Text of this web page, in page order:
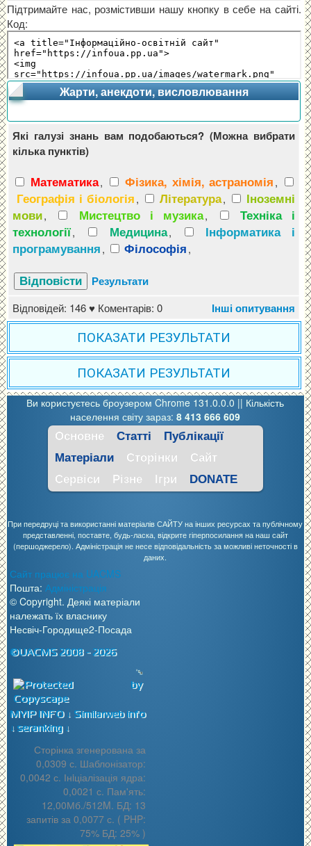
Підтримайте нас, розмістивши нашу кнопку в себе на сайті.
Код:
Жарти, анекдоти, висловлювання
Які галузі знань вам подобаються? (Можна вибрати
кілька пунктів)
Математика, Фізика, хімія, астраномія,
Географія і біологія, Література,
Іноземні
мови, Мистецтво і музика,
Техніка і
технології, Медицина,
Інформатика і
програмування, Філософія,
Результати
Відповідей: 146 ♥ Коментарів: 0 Інші опитування
ПОКАЗАТИ РЕЗУЛЬТАТИ
ПОКАЗАТИ РЕЗУЛЬТАТИ
Ви користуєтесь броузером Chrome 131.0.0.0 || Кількість
населення світу зараз:8 413 666 615
Основне Статті
Публікації
Матеріали
Сторінки
Сайт
Сервіси
Різне Ігри DONATE
При передруці та використанні матеріалів САЙТУ на інших ресурсах та публічному
представленні, поставте, будь-ласка, відкрите гіперпосилання на наш сайт
(першоджерело). Адміністрація не несе відповідальність за можливі неточності в
даних.
Сайт працює на UACMS
Пошта: Адміністрація
© Copyright. Деякі матеріали
належать їх власнику
Несвіч-Городище2-Посада
©UACMS 2008 - 2026
MYIP INFO ↓ Similarweb info
↓ seranking ↓
Сторінка згенерована за
0,0309 с. Шаблонізатор:
0,0042 с. Інiціалізація ядра:
0,0021 с. Пам'ять:
12,00Мб./512M. БД: 13
запитів за 0,0077 с. ( PHP:
75% БД: 25% )